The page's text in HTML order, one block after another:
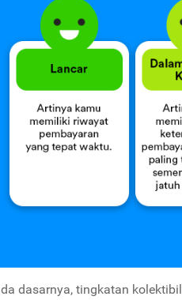
dasarnya, tingkatan